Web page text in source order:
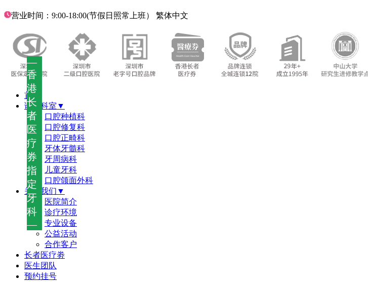
—
香
港
长
者
医
疗
券
指
定
牙
科
—
营业时间：9:00-18:00(节假日照常上班） 繁体中文
首页
诊疗科室▼
口腔种植科
口腔修复科
口腔正畸科
牙体牙髓科
牙周病科
儿童牙科
口腔颌面外科
关于我们▼
医院简介
诊疗环境
专业设备
公益活动
合作客户
长者医疗劵
医生团队
预约挂号